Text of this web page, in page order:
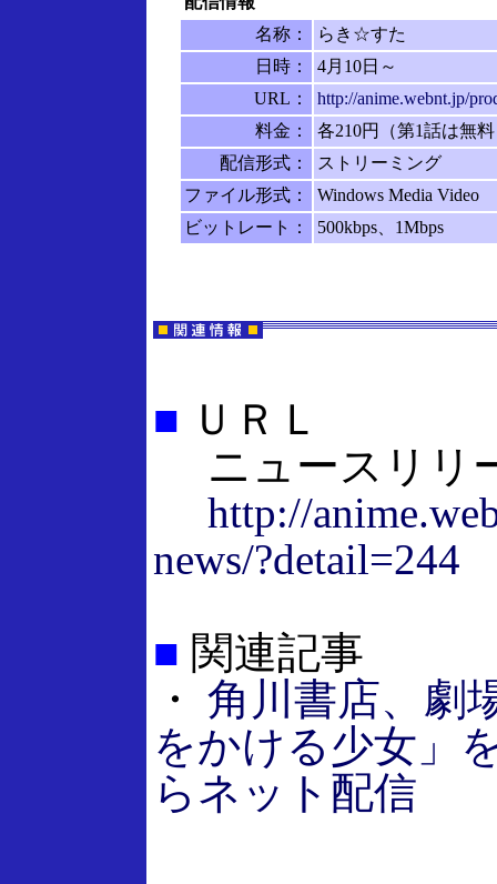
名称：
らき☆すた
日時：
4月10日～
URL：
http://anime.webnt.jp/
料金：
各210円（第1話は無
配信形式：
ストリーミング
ファイル形式：
Windows Media Video
ビットレート：
500kbps、1Mbps
■ ＵＲＬ
ニュースリリ
http://
news/?detail=244
■ 関連記事
・ 角川書店、劇
をかける少女」
らネット配信